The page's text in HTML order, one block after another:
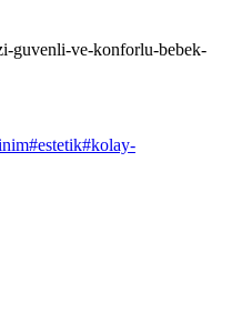
guvenli-ve-konforlu-bebek-
#estetik#kolay-